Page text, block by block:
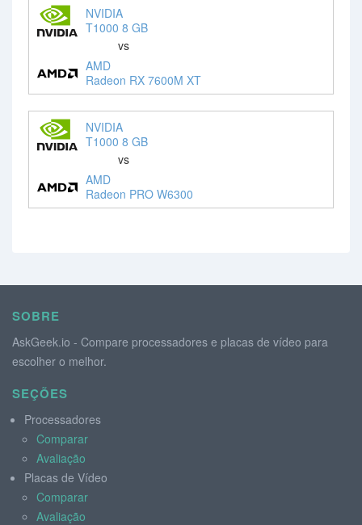
NVIDIA
T1000 8 GB
vs
AMD
Radeon RX 7600M XT
NVIDIA
T1000 8 GB
vs
AMD
Radeon PRO W6300
SOBRE
AskGeek.io - Compare processadores e placas de vídeo para
escolher o melhor.
SEÇÕES
Processadores
Comparar
Avaliação
Placas de Vídeo
Comparar
Avaliação